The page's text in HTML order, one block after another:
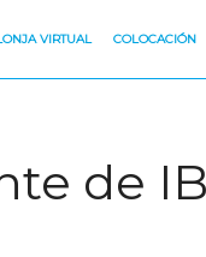
VIRTUAL COLOCACIÓN
de